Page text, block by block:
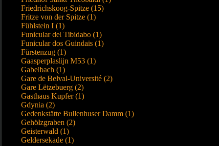
Friedrichskoog-Spitze (15)
Fritze von der Spitze (1)
Fühlstein I (1)
Funicular del Tibidabo (1)
Funicular dos Guindais (1)
Fürstenzug (1)
Gaasperplaslijn M53 (1)
Gabelbach (1)
Gare de Belval-Université (2)
Gare Lëtzebuerg (2)
Gasthaus Kupfer (1)
Gdynia (2)
Gedenkstätte Bullenhuser Damm (1)
Gehölzgraben (2)
Geisterwald (1)
Geldersekade (1)